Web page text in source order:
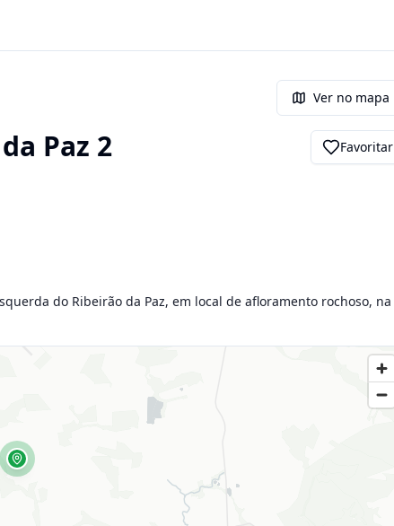
Ver no mapa
Paz 2 Favoritar
do Ribeirão da Paz, em local de afloramento rochoso, na